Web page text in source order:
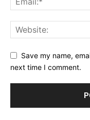
Save my name,
next time I comment.